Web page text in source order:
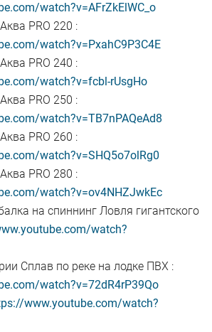
watch?v=AFrZkElWC_o
PRO 220 :
watch?v=PxahC9P3C4E
PRO 240 :
watch?v=fcbl-rUsgHo
PRO 250 :
watch?v=TB7nPAQeAd8
PRO 260 :
watch?v=SHQ5o7olRg0
PRO 280 :
watch?v=ov4NHZJwkEc
на спиннинг Ловля гигантского
watch?
Сплав по реке на лодке ПВХ :
watch?v=72dR4rP39Qo
www.youtube.com/watch?